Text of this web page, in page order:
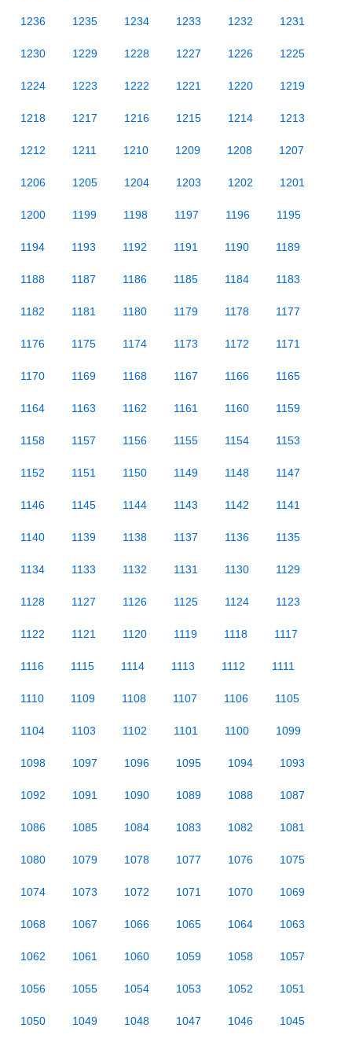
1236 1235 1234 1233 1232 1231
1230 1229 1228 1227 1226 1225
1224 1223 1222 1221 1220 1219
1218 1217 1216 1215 1214 1213
1212 1211 1210 1209 1208 1207
1206 1205 1204 1203 1202 1201
1200 1199 1198 1197 1196 1195
1194 1193 1192 1191 1190 1189
1188 1187 1186 1185 1184 1183
1182 1181 1180 1179 1178 1177
1176 1175 1174 1173 1172 1171
1170 1169 1168 1167 1166 1165
1164 1163 1162 1161 1160 1159
1158 1157 1156 1155 1154 1153
1152 1151 1150 1149 1148 1147
1146 1145 1144 1143 1142 1141
1140 1139 1138 1137 1136 1135
1134 1133 1132 1131 1130 1129
1128 1127 1126 1125 1124 1123
1122 1121 1120 1119 1118 1117
1116 1115 1114 1113 1112 1111
1110 1109 1108 1107 1106 1105
1104 1103 1102 1101 1100 1099
1098 1097 1096 1095 1094 1093
1092 1091 1090 1089 1088 1087
1086 1085 1084 1083 1082 1081
1080 1079 1078 1077 1076 1075
1074 1073 1072 1071 1070 1069
1068 1067 1066 1065 1064 1063
1062 1061 1060 1059 1058 1057
1056 1055 1054 1053 1052 1051
1050 1049 1048 1047 1046 1045